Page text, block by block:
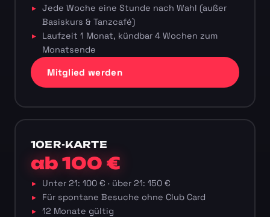
Jede Woche eine Stunde nach Wahl (außer
Basiskurs & Tanzcafé)
Laufzeit 1 Monat, kündbar 4 Wochen zum
Monatsende
Mitglied werden
10ER-KARTE
ab 100 €
Unter 21: 100 € · über 21: 150 €
Für spontane Besuche ohne Club Card
12 Monate gültig